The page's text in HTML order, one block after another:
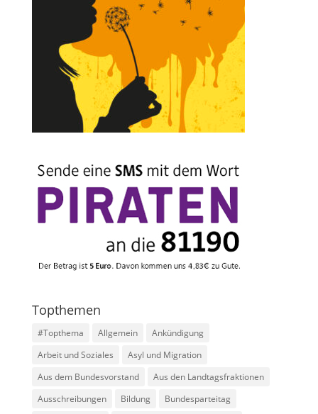
Topthemen
#Topthema Allgemein
Ankündigung
Arbeit und Soziales
Asyl und Migration
Aus dem Bundesvorstand
Aus den Landtagsfraktionen
Ausschreibungen
Bildung
Bundesparteitag